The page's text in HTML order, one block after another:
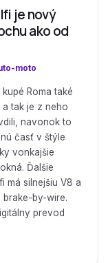
je nový
ako od
moto
Roma také
tak je z neho
navonok to
časť v štýle
vonkajšie
Ďalšie
má silnejšiu V8 a
by-wire.
prevod